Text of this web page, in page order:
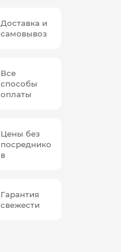
Доставка и
самовывоз
Все
способы
оплаты
Цены без
посреднико
в
Гарантия
свежести